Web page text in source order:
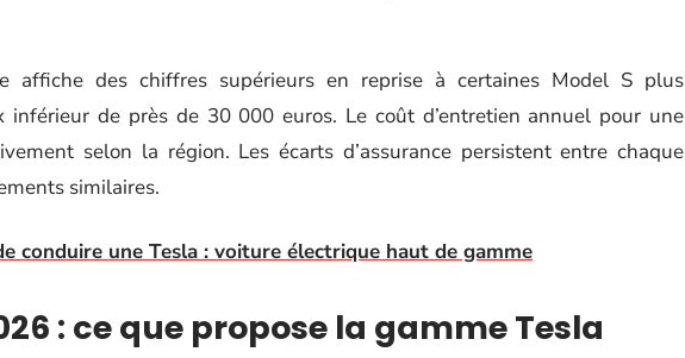
affiche des chiffres supérieurs en reprise à certaines Model S plus
inférieur de près de 30 000 euros. Le coût d’entretien annuel pour une
selon la région. Les écarts d’assurance persistent entre chaque
similaires.
conduire une Tesla : voiture électrique haut de gamme
: ce que propose la gamme Tesla